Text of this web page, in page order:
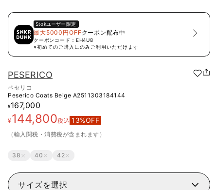
Stokユーザー限定
最大5000円OFFクーポン配布中
クーポンコード： EH4U8
※初めてのご購入にのみご利用いただけます
PESERICO
ペセリコ
Peserico Coats Beige A2511303184144
¥167,000
¥144,800税込 13%OFF
（輸入関税・消費税が含まれます）
38 40 42
サイズを選択